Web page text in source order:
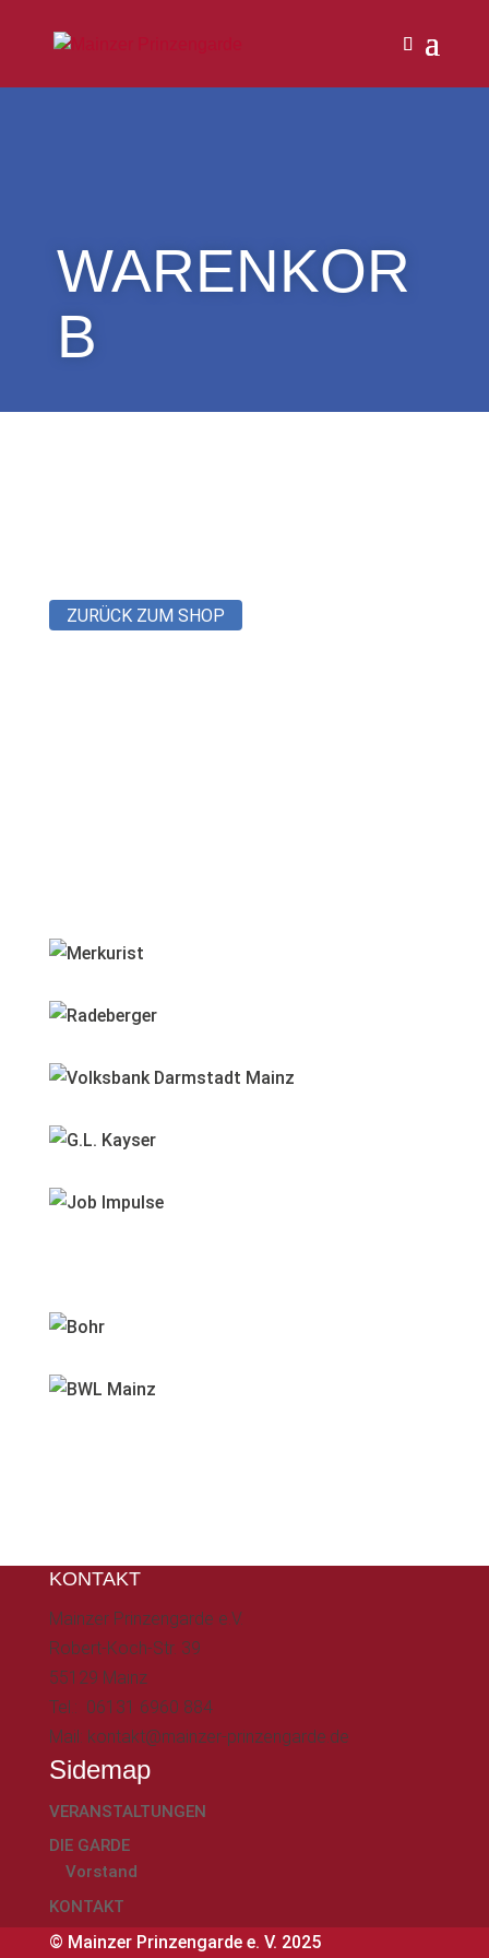
WARENKOR
B
ZURÜCK ZUM SHOP
KONTAKT
Mainzer Prinzengarde e.V.
Robert-Koch-Str. 39
55129 Mainz
Tel.: 06131 6960 884
Mail: kontakt@mainzer-prinzengarde.de
Sidemap
VERANSTALTUNGEN
DIE GARDE
Vorstand
KONTAKT
© Mainzer Prinzengarde e. V. 2025